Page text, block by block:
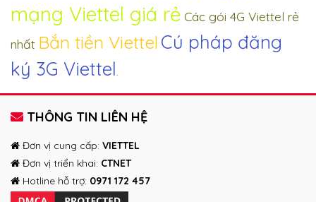
mạng Viettel giá rẻ Các gói 4G Viettel rẻ
nhất Bắn tiền Viettel Cú pháp đăng
ký 3G Viettel.
THÔNG TIN LIÊN HỆ
Đơn vị cung cấp: VIETTEL
Đơn vị triển khai: CTNET
Hotline hỗ trợ: 0971 172 457